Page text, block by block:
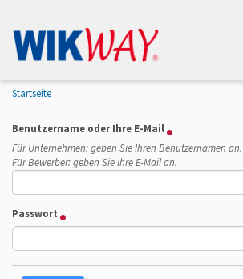
Startseite
Benutzername oder Ihre E-Mail
Für Unternehmen: geben Sie Ihren Benutzernamen an.
Für Bewerber: geben Sie Ihre E-Mail an.
Passwort